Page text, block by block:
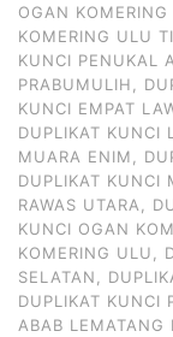
OGAN
KOMERING ULU
KUNCI PENUKAL
PRABUMULIH,
KUNCI EMPAT
DUPLIKAT KUNCI
MUARA ENIM,
DUPLIKAT KUNCI
RAWAS UTARA,
KUNCI OGAN
KOMERING ULU,
SELATAN,
DUPLIKAT KUNCI
ABAB LEMATANG